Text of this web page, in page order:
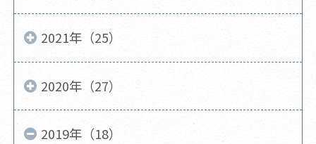
2021年（25）
2020年（27）
2019年（18）